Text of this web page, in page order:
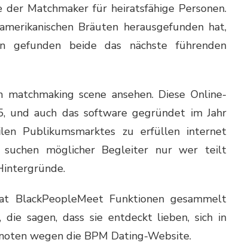
Matchmaker für heiratsfähige Personen.
Bräuten herausgefunden hat,
gefunden beide das nächste führenden
scene ansehen. Diese Online-
auch das software gegründet im Jahr
Publikumsmarktes zu erfüllen internet
möglicher Begleiter nur wer teilt
BlackPeopleMeet Funktionen gesammelt
die sagen, dass sie entdeckt lieben, sich in
wegen die BPM Dating-Website.